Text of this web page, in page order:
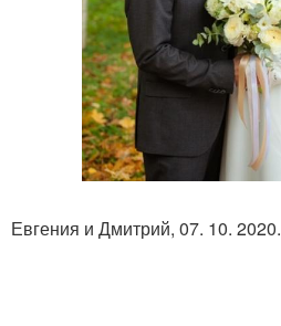
Евгения и Дмитрий, 07. 10. 2020.